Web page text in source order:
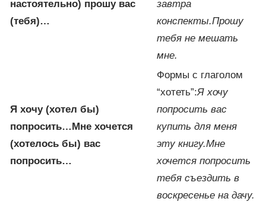
настоятельно) прошу вас
(тебя)…
завтра
конспекты.Прошу
тебя не мешать
мне.
Я хочу (хотел бы)
попросить…Мне хочется
(хотелось бы) вас
попросить…
Формы с глаголом
“хотеть”:Я хочу
попросить вас
купить для меня
эту книгу.Мне
хочется попросить
тебя съездить в
воскресенье на дачу.